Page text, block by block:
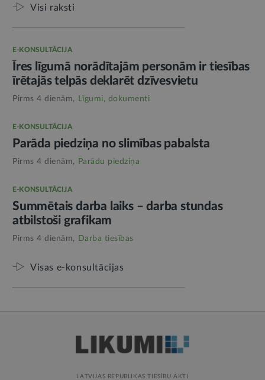
Visi raksti
E-KONSULTĀCIJA
Īres līgumā norādītajām personām ir tiesības
īrētajās telpās deklarēt dzīvesvietu
Pirms 4 dienām, Līgumi, dokumenti
E-KONSULTĀCIJA
Parāda piedziņa no slimības pabalsta
Pirms 4 dienām, Parādu piedziņa
E-KONSULTĀCIJA
Summētais darba laiks – darba stundas
atbilstoši grafikam
Pirms 4 dienām, Darba tiesības
Visas e-konsultācijas
LATVIJAS REPUBLIKAS TIESĪBU AKTI